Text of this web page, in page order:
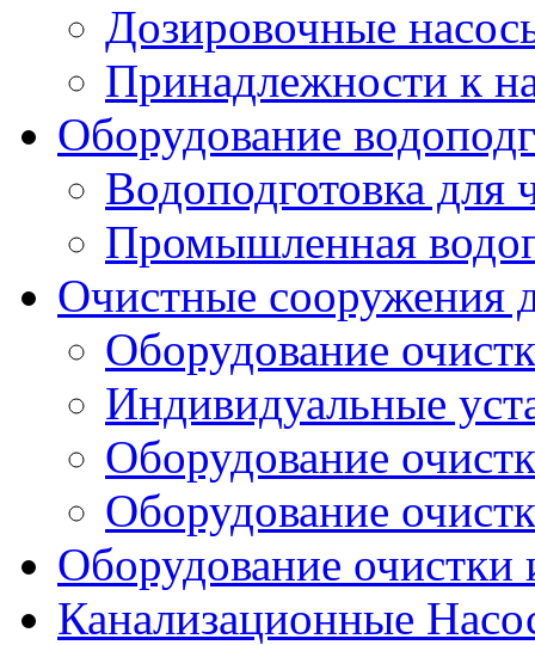
Дозировочные
Принадлежности к
Оборудование
Водоподготовка для
Промышленная
Очистные сооружения
Оборудование
Индивидуальные
Оборудование
Оборудование
Оборудование очистки
Канализационные